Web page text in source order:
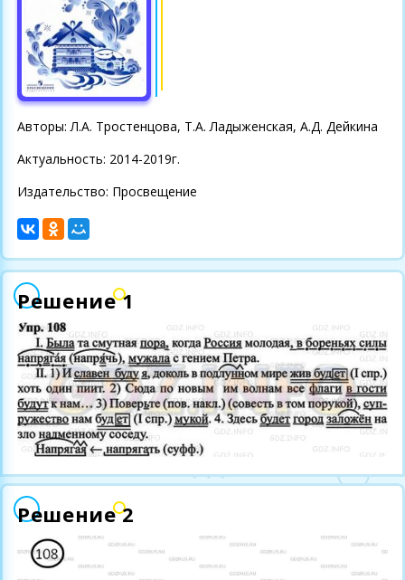
Авторы: Л.А. Тростенцова, Т.А. Ладыженская, А.Д. Дейкина
Актуальность: 2014-2019г.
Издательство: Просвещение
Решение 1
Решение 2